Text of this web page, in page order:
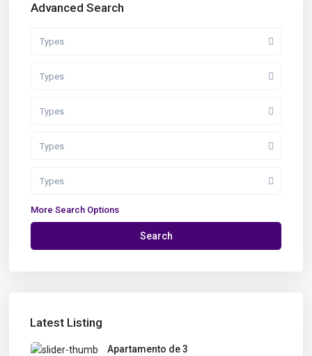
Advanced Search
Types
Types
Types
Types
Types
More Search Options
Search
Latest Listing
Apartamento de 3